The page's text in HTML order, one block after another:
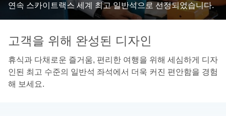
연속 스카이트랙스 세계 최고 일반석으로 선정되었습니다.
고객을 위해 완성된 디자인
휴식과 다채로운 즐거움, 편리한 여행을 위해 세심하게 디자
인된 최고 수준의 일반석 좌석에서 더욱 커진 편안함을 경험
해 보세요.